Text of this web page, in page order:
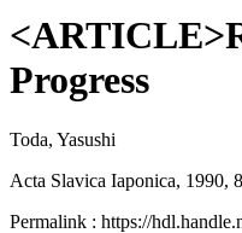
Progress
Toda, Yasushi
Acta Slavica Iaponica, 1990,
Permalink : https://